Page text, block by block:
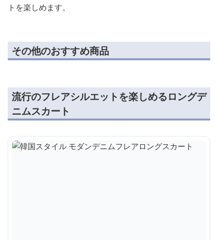
トを楽しめます。
その他のおすすめ商品
流行のフレアシルエットを楽しめるロングデ
ニムスカート